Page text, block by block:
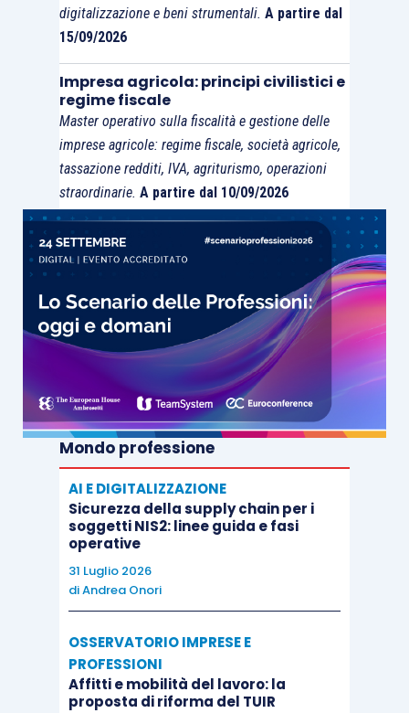
digitalizzazione e beni strumentali. A partire dal
15/09/2026
Impresa agricola: principi civilistici e
regime fiscale
Master operativo sulla fiscalità e gestione delle
imprese agricole: regime fiscale, società agricole,
tassazione redditi, IVA, agriturismo, operazioni
straordinarie. A partire dal 10/09/2026
Mondo professione
AI E DIGITALIZZAZIONE
Sicurezza della supply chain per i
soggetti NIS2: linee guida e fasi
operative
31 Luglio 2026
diAndrea Onori
OSSERVATORIO IMPRESE E
PROFESSIONI
Affitti e mobilità del lavoro: la
proposta di riforma del TUIR